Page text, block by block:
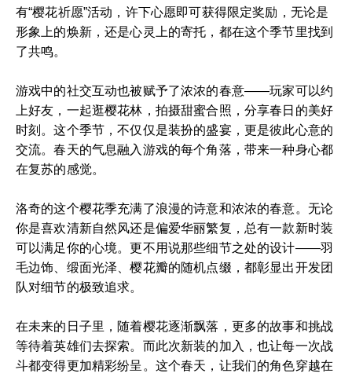
有“樱花祈愿”活动，许下心愿即可获得限定奖励，无论是
形象上的焕新，还是心灵上的寄托，都在这个季节里找到
了共鸣。
游戏中的社交互动也被赋予了浓浓的春意——玩家可以约
上好友，一起逛樱花林，拍摄甜蜜合照，分享春日的美好
时刻。这个季节，不仅仅是装扮的盛宴，更是彼此心意的
交流。春天的气息融入游戏的每个角落，带来一种身心都
在复苏的感觉。
洛奇的这个樱花季充满了浪漫的诗意和浓浓的春意。无论
你是喜欢清新自然风还是偏爱华丽繁复，总有一款新时装
可以满足你的心境。更不用说那些细节之处的设计——羽
毛边饰、缎面光泽、樱花瓣的随机点缀，都彰显出开发团
队对细节的极致追求。
在未来的日子里，随着樱花逐渐飘落，更多的故事和挑战
等待着英雄们去探索。而此次新装的加入，也让每一次战
斗都变得更加精彩纷呈。这个春天，让我们的角色穿越在